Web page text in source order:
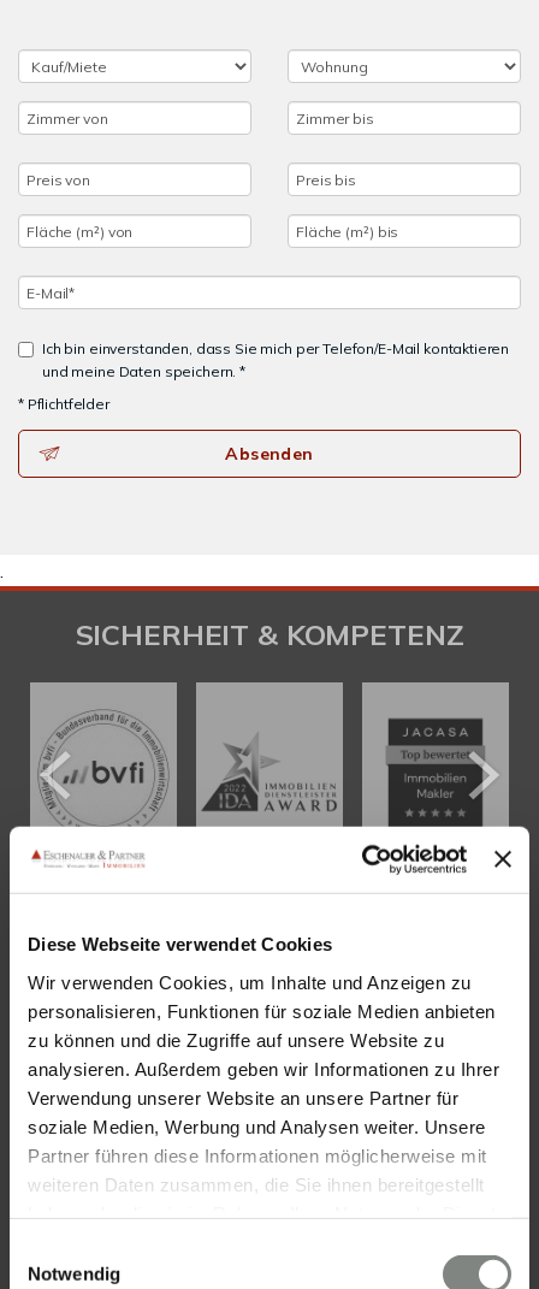
Diese Webseite verwendet Cookies
Wir verwenden Cookies, um Inhalte und Anzeigen zu
personalisieren, Funktionen für soziale Medien anbieten
zu können und die Zugriffe auf unsere Website zu
analysieren. Außerdem geben wir Informationen zu Ihrer
Verwendung unserer Website an unsere Partner für
soziale Medien, Werbung und Analysen weiter. Unsere
Partner führen diese Informationen möglicherweise mit
weiteren Daten zusammen, die Sie ihnen bereitgestellt
Cookies, wenn Sie unsere Webseite weiterhin nutzen.
Notwendig
Ich bin einverstanden, dass Sie mich per Telefon/E-Mail kontaktieren
und meine Daten speichern. *
* Pflichtfelder
Absenden
.
SICHERHEIT & KOMPETENZ
KONTAKT
Eschenauer & Partner Immobilien
Immobilienmakler HEIDELBERG
Immobilien Heidelberg
Akademiestraße 1, 69117 Heidelberg
Tel.:06221 - 67 26 077
Mail:info@eschenauer-partner.de
Eschenauer & Partner Immobilien